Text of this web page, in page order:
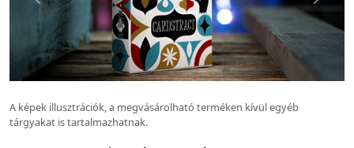
A képek illusztrációk, a megvásárolható terméken kívül egyéb
tárgyakat is tartalmazhatnak.